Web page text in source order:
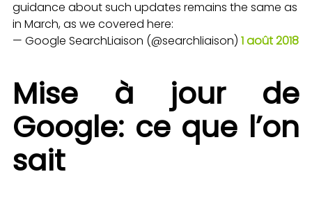
guidance about such updates remains the same as
in March, as we covered here:
— Google SearchLiaison (@searchliaison) 1 août 2018
Mise à jour de
Google: ce que l’on
sait